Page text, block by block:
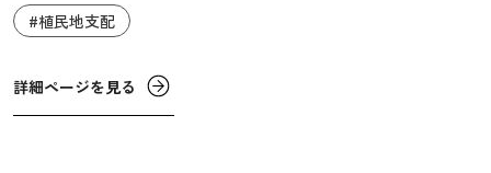
80年の間に、約17万人もの成人男女や子どもが囚人として
オーストラリアに送られ、港や道路、農地、造船所の建設
などインフラ整備に従事させられました。
#植民地支配
詳細ページを見る